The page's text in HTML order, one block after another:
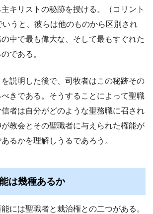
キリストの秘跡を授ける。（コリント
うと、彼らは他のものから区別され
中で最も偉大な、そして最もすぐれた
である。
説明した後で、司牧者はこの秘跡その
きである。そうすることによって聖職
者は自分がどのような聖務職に召され
教会とその聖職者に与えられた権能が
るかを理解しうるであろう。
は幾種あるか
には聖職者と裁治権との二つがある。